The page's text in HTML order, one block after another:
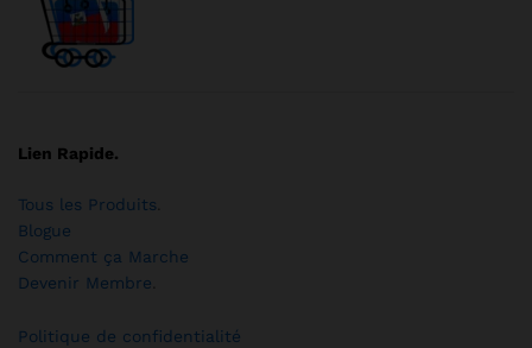
Lien Rapide.
Tous les Produits
Blogue
Comment ça Marche
Devenir Membre
Politique de confidentialité